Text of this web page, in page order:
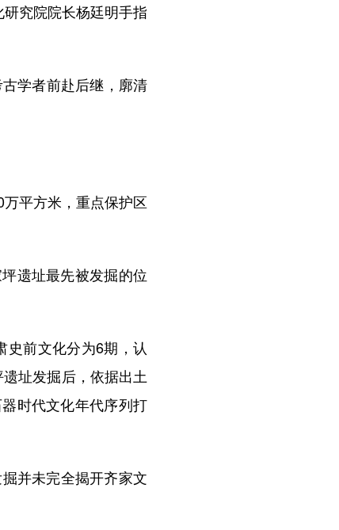
究院院长杨廷明手指
学者前赴后继，廓清
平方米，重点保护区
遗址最先被发掘的位
前文化分为6期，认
址发掘后，依据出土
时代文化年代序列打
并未完全揭开齐家文